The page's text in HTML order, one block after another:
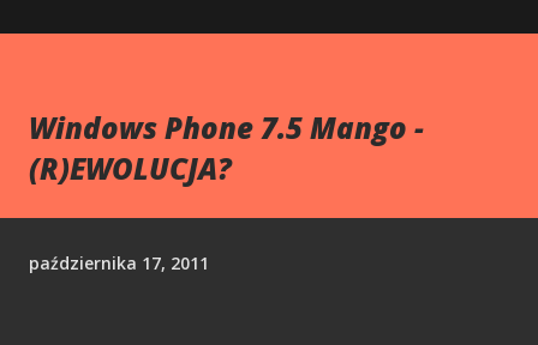
Windows Phone 7.5 Mango -
(R)EWOLUCJA?
października 17, 2011